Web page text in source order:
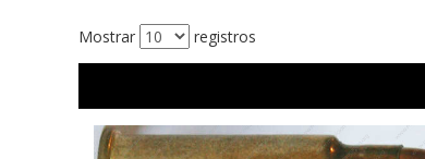
Mostrar registros